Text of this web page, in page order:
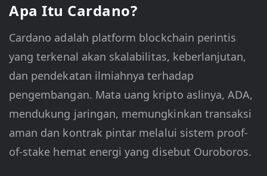
Apa Itu Cardano?
Cardano adalah platform blockchain perintis
yang terkenal akan skalabilitas, keberlanjutan,
dan pendekatan ilmiahnya terhadap
pengembangan. Mata uang kripto aslinya, ADA,
mendukung jaringan, memungkinkan transaksi
aman dan kontrak pintar melalui sistem proof-
of-stake hemat energi yang disebut Ouroboros.